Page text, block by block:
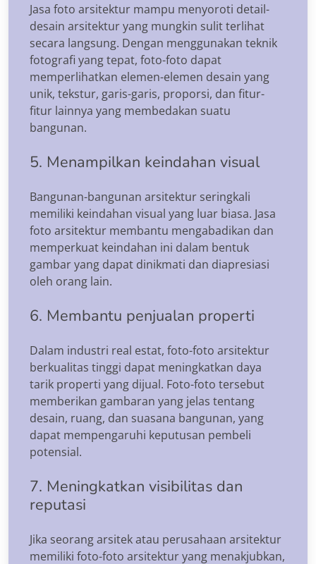
Jasa foto arsitektur mampu menyoroti detail-
desain arsitektur yang mungkin sulit terlihat
secara langsung. Dengan menggunakan teknik
fotografi yang tepat, foto-foto dapat
memperlihatkan elemen-elemen desain yang
unik, tekstur, garis-garis, proporsi, dan fitur-
fitur lainnya yang membedakan suatu
bangunan.
5. Menampilkan keindahan visual
Bangunan-bangunan arsitektur seringkali
memiliki keindahan visual yang luar biasa. Jasa
foto arsitektur membantu mengabadikan dan
memperkuat keindahan ini dalam bentuk
gambar yang dapat dinikmati dan diapresiasi
oleh orang lain.
6. Membantu penjualan properti
Dalam industri real estat, foto-foto arsitektur
berkualitas tinggi dapat meningkatkan daya
tarik properti yang dijual. Foto-foto tersebut
memberikan gambaran yang jelas tentang
desain, ruang, dan suasana bangunan, yang
dapat mempengaruhi keputusan pembeli
potensial.
7. Meningkatkan visibilitas dan
reputasi
Jika seorang arsitek atau perusahaan arsitektur
memiliki foto-foto arsitektur yang menakjubkan,